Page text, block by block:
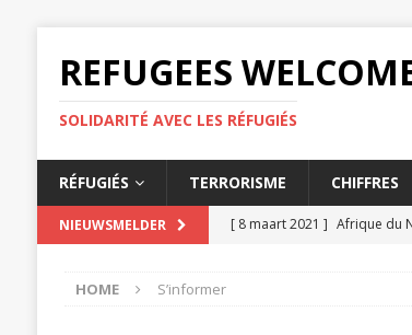
REFUGEES
SOLIDARITÉ AVEC LES RÉFUGIÉS
RÉFUGIÉS TERRORISME CHIFFRES
NIEUWSMELDER [ 8 maart 2021 ] Afrique du
Les États
HOME S’informer